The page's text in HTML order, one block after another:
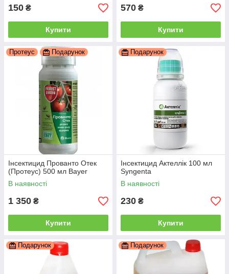
150 ₴
Купити
570 ₴
Купити
Протеус Подарунок
Інсектицид Прованто Отек
(Протеус) 500 мл Bayer
В наявності
1 350 ₴
Купити
Подарунок
Інсектицид Актеллік 100 мл
Syngenta
В наявності
230 ₴
Купити
Подарунок Подарунок